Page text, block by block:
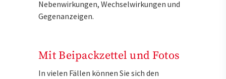
Nebenwirkungen, Wechselwirkungen und
Gegenanzeigen.
Mit Beipackzettel und Fotos
In vielen Fällen können Sie sich den